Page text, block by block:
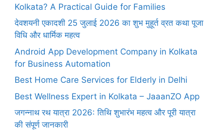
Kolkata? A Practical Guide for Families
देवशयनी एकादशी 25 जुलाई 2026 का शुभ मुहूर्त व्रत कथा पूजा
विधि और धार्मिक महत्व
Android App Development Company in Kolkata
for Business Automation
Best Home Care Services for Elderly in Delhi
Best Wellness Expert in Kolkata – JaaanZO App
जगन्नाथ रथ यात्रा 2026: तिथि शुभारंभ महत्व और पूरी यात्रा
की संपूर्ण जानकारी